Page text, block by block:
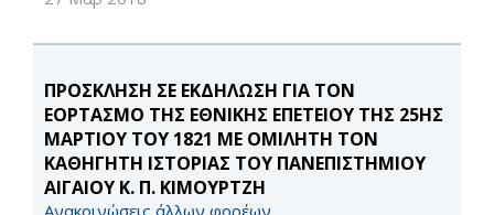
ΠΡΟΣΚΛΗΣΗ ΣΕ ΕΚΔΗΛΩΣΗ ΓΙΑ ΤΟΝ
ΕΟΡΤΑΣΜΟ ΤΗΣ ΕΘΝΙΚΗΣ ΕΠΕΤΕΙΟΥ ΤΗΣ 25ΗΣ
ΜΑΡΤΙΟΥ ΤΟΥ 1821 ΜΕ ΟΜΙΛΗΤΗ ΤΟΝ
ΚΑΘΗΓΗΤΗ ΙΣΤΟΡΙΑΣ ΤΟΥ ΠΑΝΕΠΙΣΤΗΜΙΟΥ
ΑΙΓΑΙΟΥ Κ. Π. ΚΙΜΟΥΡΤΖΗ